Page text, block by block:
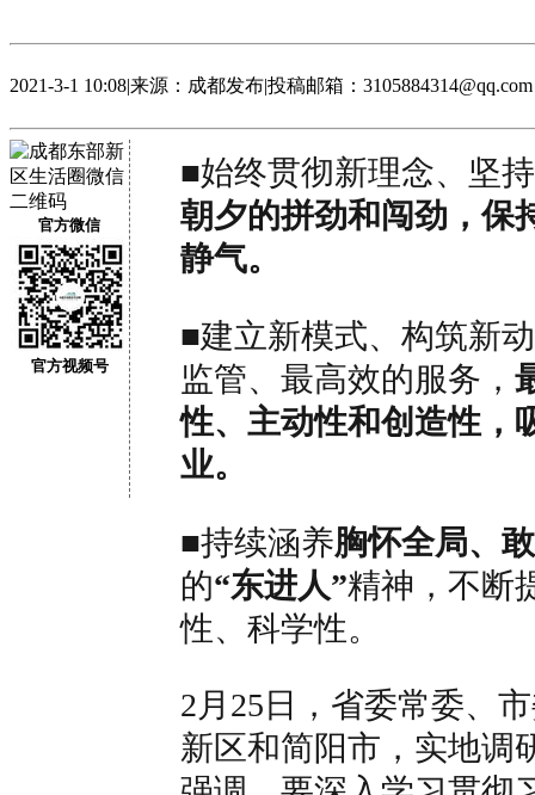
2021-3-1 10:08|来源：成都发布|投稿邮箱：3105884314@qq.com
官方微信
官方视频号
■始终贯彻新理念、坚
朝夕的拼劲和闯劲，保
静气。
■建立新模式、构筑新
监管、最高效的服务，
性、主动性和创造性，
业。
■持续涵养胸怀全局、
的“东进人”精神，不断
性、科学性。
2月25日，省委常委、
新区和简阳市，实地调